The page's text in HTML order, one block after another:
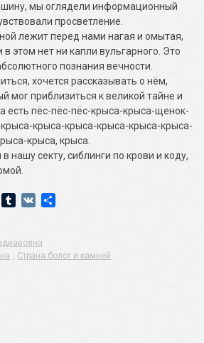
мы оглядели информационный
просветление.
лежит перед нами нагая и омытая,
этом нет ни капли вульгарного. Это
познания вечности.
хочется рассказывать о нём,
мог приблизиться к великой тайне и
есть пёс-пёс-пёс-крыса-крыса-щенок-
крыса-крыса-крыса-крыса-крыса-
крыса, крыса.
нашу секту, сиблинги по крови и коду,
LiveJournal
Tumblr
VK
, Страна болот и камней